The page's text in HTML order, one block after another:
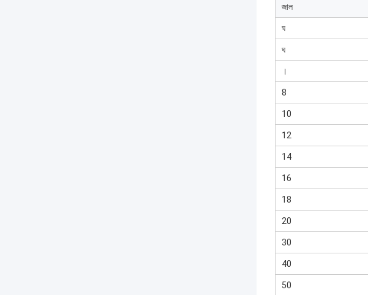
জাল
ঘ
ঘ
।
8
10
12
14
16
18
20
30
40
50